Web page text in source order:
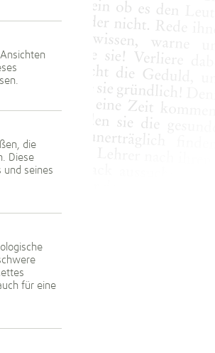
die
Diese
und seines
für eine